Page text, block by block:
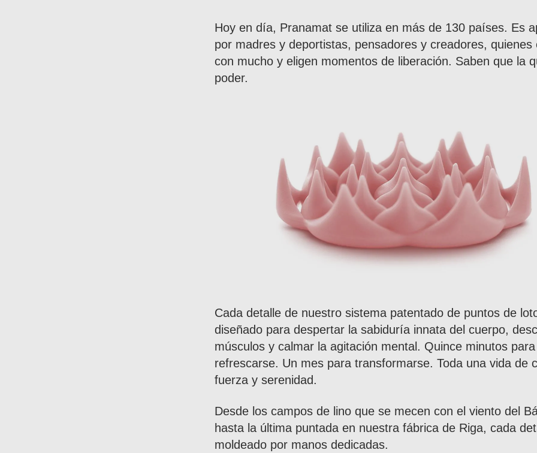
Hoy en día, Pranamat se utiliza en más de 130 países. Es
por madres y deportistas, pensadores y creadores, quienes
con mucho y eligen momentos de liberación. Saben que la
poder.
Cada detalle de nuestro sistema patentado de puntos de
diseñado para despertar la sabiduría innata del cuerpo,
músculos y calmar la agitación mental. Quince minutos para
refrescarse. Un mes para transformarse. Toda una vida de
fuerza y ​​serenidad.
Desde los campos de lino que se mecen con el viento del
hasta la última puntada en nuestra fábrica de Riga, cada
moldeado por manos dedicadas.